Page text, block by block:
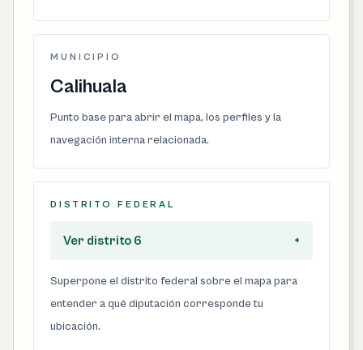
MUNICIPIO
Calihuala
Punto base para abrir el mapa, los perfiles y la
navegación interna relacionada.
DISTRITO FEDERAL
Ver distrito 6 +
Superpone el distrito federal sobre el mapa para
entender a qué diputación corresponde tu
ubicación.